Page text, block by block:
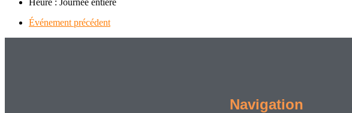
Événement précédent
Navigation